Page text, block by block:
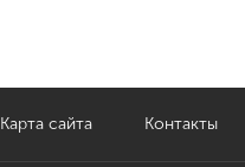
Карта сайта Контакты